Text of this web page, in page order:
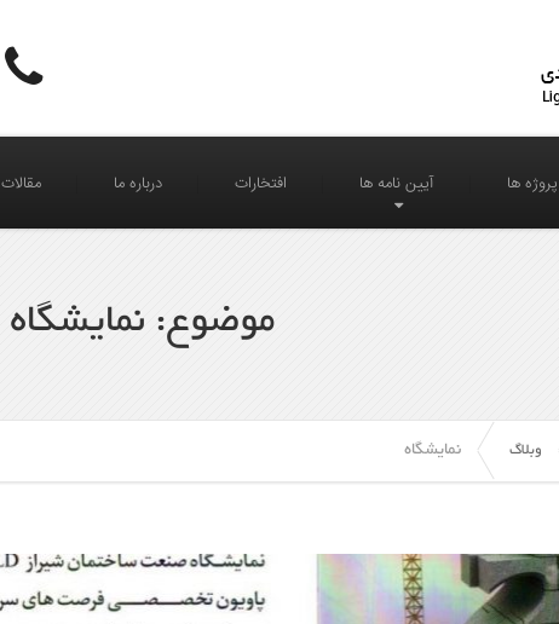
پروژه ها آیین نامه ها افتخارات درباره ما مقالات
موضوع: نمایشگاه
وبلاگ نمایشگاه